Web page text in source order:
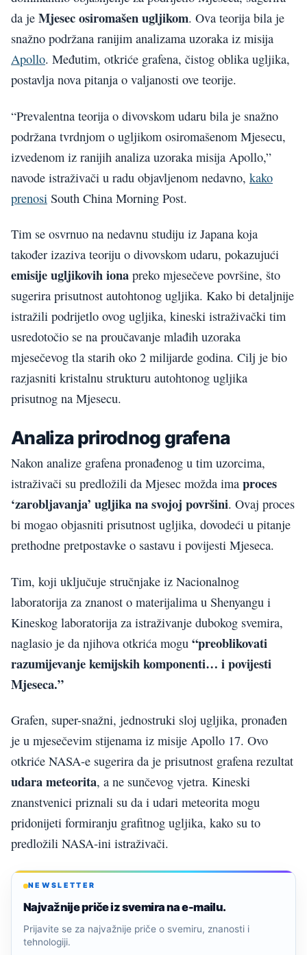
da je Mjesec osiromašen ugljikom. Ova teorija bila je
snažno podržana ranijim analizama uzoraka iz misija
Apollo. Međutim, otkriće grafena, čistog oblika ugljika,
postavlja nova pitanja o valjanosti ove teorije.
“Prevalentna teorija o divovskom udaru bila je snažno
podržana tvrdnjom o ugljikom osiromašenom Mjesecu,
izvedenom iz ranijih analiza uzoraka misija Apollo,”
navode istraživači u radu objavljenom nedavno, kako
prenosi South China Morning Post.
Tim se osvrnuo na nedavnu studiju iz Japana koja
također izaziva teoriju o divovskom udaru, pokazujući
emisije ugljikovih iona preko mjesečeve površine, što
sugerira prisutnost autohtonog ugljika. Kako bi detaljnije
istražili podrijetlo ovog ugljika, kineski istraživački tim
usredotočio se na proučavanje mlađih uzoraka
mjesečevog tla starih oko 2 milijarde godina. Cilj je bio
razjasniti kristalnu strukturu autohtonog ugljika
prisutnog na Mjesecu.
Analiza prirodnog grafena
Nakon analize grafena pronađenog u tim uzorcima,
istraživači su predložili da Mjesec možda ima proces
‘zarobljavanja’ ugljika na svojoj površini. Ovaj proces
bi mogao objasniti prisutnost ugljika, dovodeći u pitanje
prethodne pretpostavke o sastavu i povijesti Mjeseca.
Tim, koji uključuje stručnjake iz Nacionalnog
laboratorija za znanost o materijalima u Shenyangu i
Kineskog laboratorija za istraživanje dubokog svemira,
naglasio je da njihova otkrića mogu “preoblikovati
razumijevanje kemijskih komponenti… i povijesti
Mjeseca.”
Grafen, super-snažni, jednostruki sloj ugljika, pronađen
je u mjesečevim stijenama iz misije Apollo 17. Ovo
otkriće NASA-e sugerira da je prisutnost grafena rezultat
udara meteorita, a ne sunčevog vjetra. Kineski
znanstvenici priznali su da i udari meteorita mogu
pridonijeti formiranju grafitnog ugljika, kako su to
predložili NASA-ini istraživači.
NEWSLETTER
Najvažnije priče iz svemira na e-mailu.
Prijavite se za najvažnije priče o svemiru, znanosti i
tehnologiji.